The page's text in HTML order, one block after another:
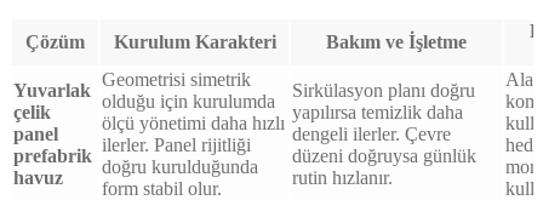
Çözüm Kurulum Karakteri Bakım ve İşletme
Yuvarlak
çelik
panel
prefabrik
havuz
Geometrisi simetrik
olduğu için kurulumda
ölçü yönetimi daha hızlı
ilerler. Panel rijitliği
doğru kurulduğunda
form stabil olur.
Sirkülasyon planı doğru
yapılırsa temizlik daha
dengeli ilerler. Çevre
düzeni doğruysa günlük
rutin hızlanır.